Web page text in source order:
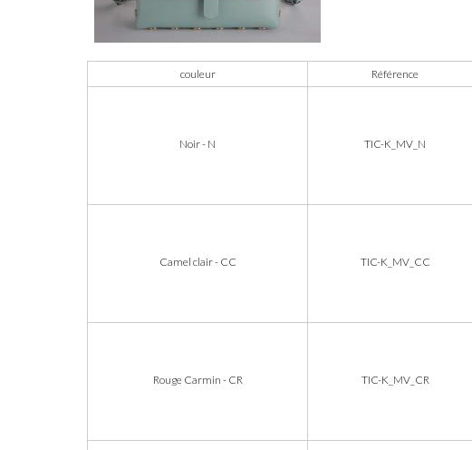
couleur Référence
Noir - N TIC-K_MV_N
Camel clair - CC TIC-K_MV_CC
Rouge Carmin - CR TIC-K_MV_CR